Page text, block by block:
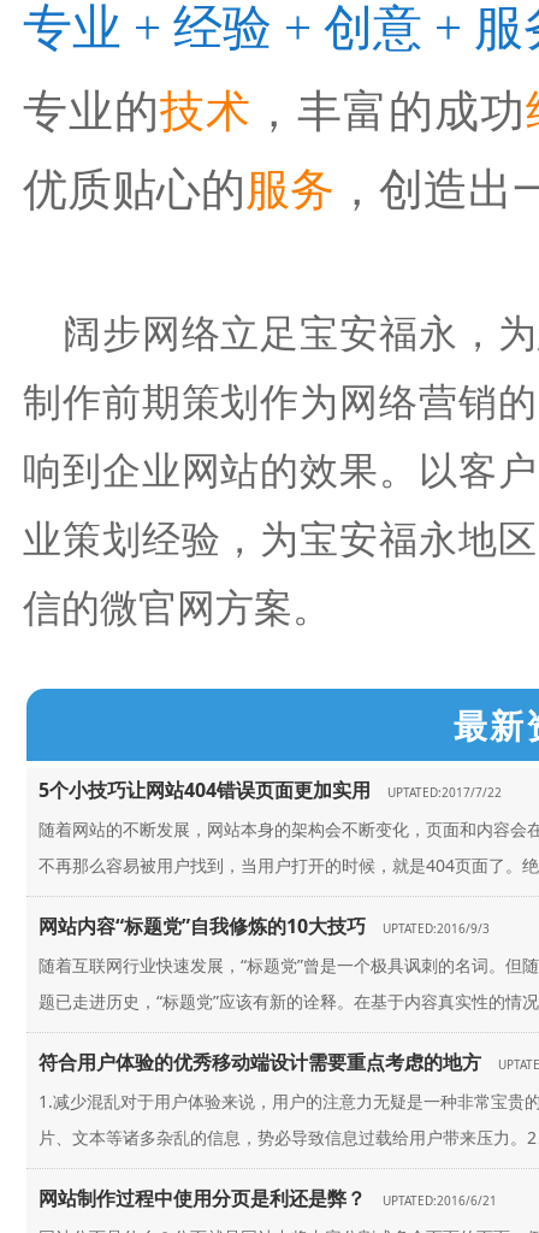
专业 + 经验 + 创意 + 服
专业的技术 ，丰富的成功
优质贴心的服务 ，创造
阔步网络立足宝安福永，
制作前期策划作为网络营销
响到企业网站的效果。以客
业策划经验，为宝安福永地
信的微官网方案。
最新
5个小技巧让网站404错误页面更加实用 UPTATED:2017/7/22
随着网站的不断发展，网站本身的架构会不断变化，页面和内容
不再那么容易被用户找到，当用户打开的时候，就是404页面了。
网站内容“标题党”自我修炼的10大技巧 UPTATED:2016/9/3
随着互联网行业快速发展，“标题党”曾是一个极具讽刺的名词。但
题已走进历史，“标题党”应该有新的诠释。在基于内容真实性的情
符合用户体验的优秀移动端设计需要重点考虑的地方
1.减少混乱对于用户体验来说，用户的注意力无疑是一种非常宝
片、文本等诸多杂乱的信息，势必导致信息过载给用户带来压力。
网站制作过程中使用分页是利还是弊？ UPTATED:2016/6/21